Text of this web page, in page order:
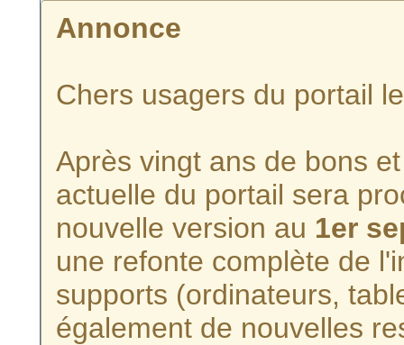
Annonce
Chers usagers du portail
Après vingt ans de bons
actuelle du portail sera
nouvelle version au 1er
une refonte complète de
supports (ordinateurs,
également de nouvelles